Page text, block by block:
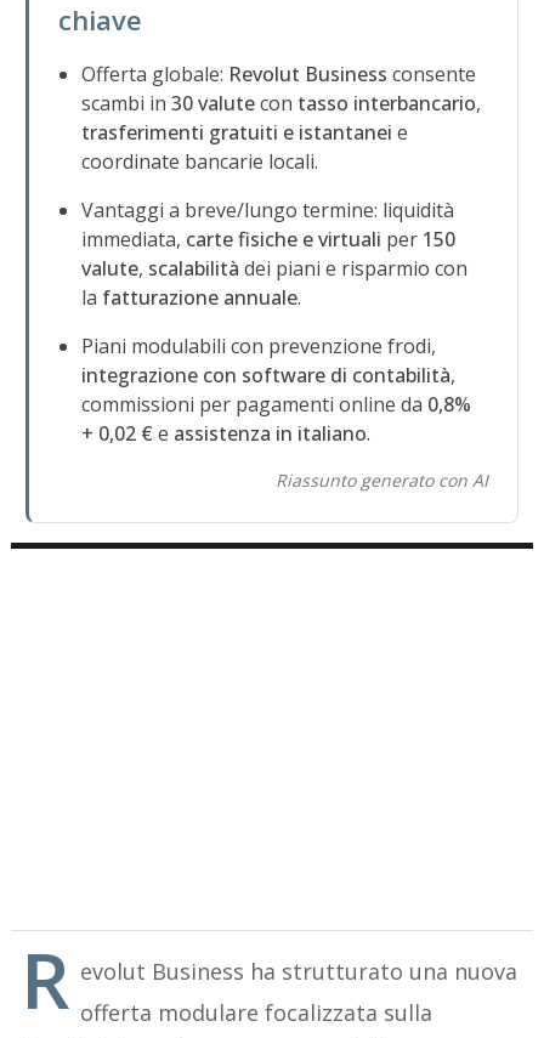
chiave
Offerta globale: Revolut Business consente
scambi in30 valutecon tasso interbancario,
trasferimenti gratuiti e istantanei e
coordinate bancarie locali.
Vantaggi a breve/lungo termine: liquidità
immediata, carte fisiche e virtuali per 150
valute, scalabilità dei piani e risparmio con
la fatturazione annuale.
Piani modulabili con prevenzione frodi,
integrazione con software di contabilità,
commissioni per pagamenti online da 0,8%
+ 0,02 € e assistenza in italiano.
Riassunto generato con AI
R evolut Business ha strutturato una nuova
offerta modulare focalizzata sulla